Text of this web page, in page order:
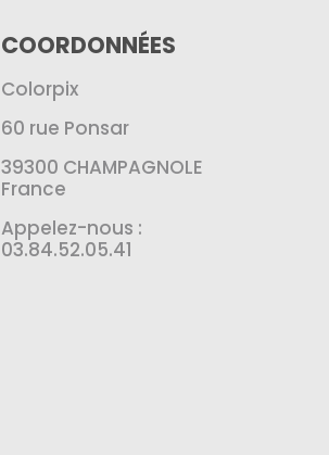
COORDONNÉES
Colorpix
60 rue Ponsar
39300 CHAMPAGNOLE
France
Appelez-nous :
03.84.52.05.41